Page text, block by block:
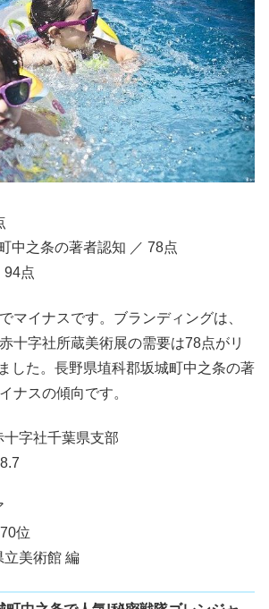
中之条の著者認知 ／ 78点
94点
マイナスです。ブランディングは、
十字社所蔵美術展の需要は78点がリ
した。長野県埴科郡坂城町中之条の著
ナスの傾向です。
字社千葉県支部
位
立美術館 編